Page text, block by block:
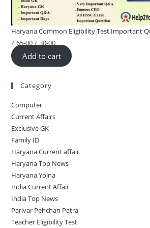
Haryana Common Eligibility Test Important
₹65-00Original
price
was:
₹30-00Current
price
is:
Add to cart
Category
Computer
Current Affairs
Exclusive GK
Family ID
Haryana Current affair
Haryana Top News
Haryana Yojna
India Current Affair
India Top News
Parivar Pehchan Patra
Teacher Eligibility Test